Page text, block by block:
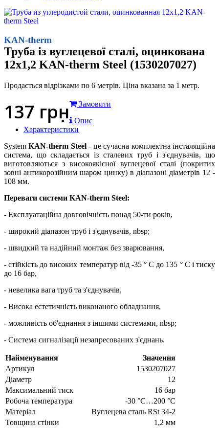
KAN-therm
Труба із вуглецевої сталі, оцинкована
12x1,2 KAN-therm Steel (1530207027)
Продається відрізками по 6 метрів. Ціна вказана за 1 метр.
137 грн
Замовити
Опис
Характеристики
SystemKAN-therm Steel- це сучасна комплектна інсталяційна
система, що складається із сталевих труб і з'єднувачів, що
виготовляються з високоякісної вуглецевої сталі (покритих
зовні антикорозійним шаром цинку) в діапазоні діаметрів 12 -
108 мм.
Переваги системи KAN-therm Steel:
- Експлуатаційна довговічність понад 50-ти років,
- широкий діапазон труб і з'єднувачів, nbsp;
- швидкий та надійний монтаж без зварювання,
- стійкість до високих температур від -35 ° C до 135 ° C і тиску
до 16 бар,
- невелика вага труб та з'єднувачів,
- Висока естетичність виконаного обладнання,
- можливість об'єднання з іншими системами, nbsp;
- Система сигналізації незапресованих з'єднань.
Найменування
Значення
Артикул
1530207027
Діаметр
12
Максимальний тиск
16 бар
Робоча температура
-30 °C…200 °C
Матеріал
Вуглецева сталь RSt 34-2
Товщина стінки
1,2 мм